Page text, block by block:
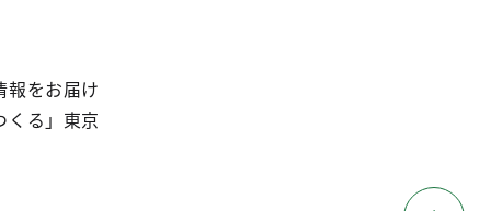
報をお届け
くる」東京